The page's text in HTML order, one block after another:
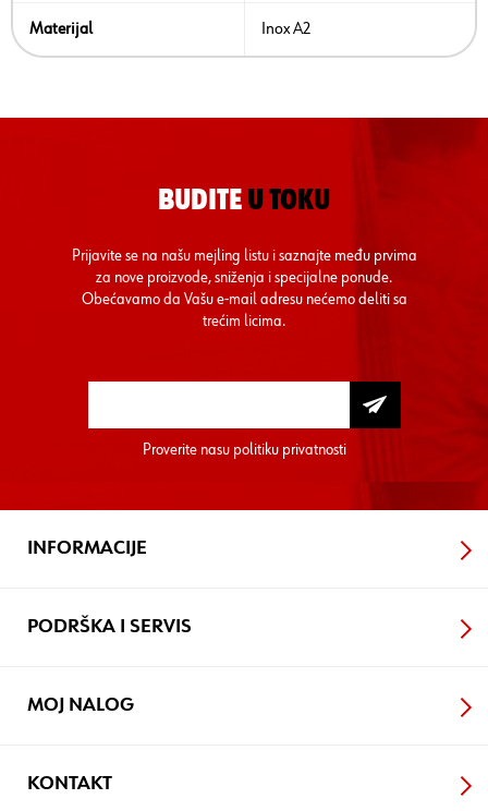
Materijal Inox A2
BUDITE U TOKU
Prijavite se na našu mejling listu i saznajte među prvima
za nove proizvode, sniženja i specijalne ponude.
Obećavamo da Vašu e-mail adresu nećemo deliti sa
trećim licima.
Proverite nasu politiku privatnosti
INFORMACIJE
PODRŠKA I SERVIS
MOJ NALOG
KONTAKT